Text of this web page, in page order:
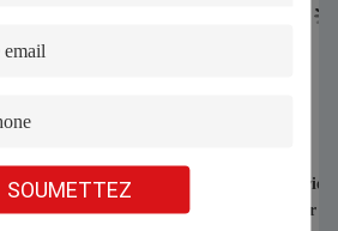
SOUMETTEZ
Machine de
pour souder la
Coupeuse
automatique pour